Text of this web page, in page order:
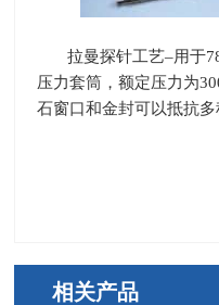
拉曼探针工艺–用于
压力套筒，额定压力为
石窗口和金封可以抵抗多
相关产品